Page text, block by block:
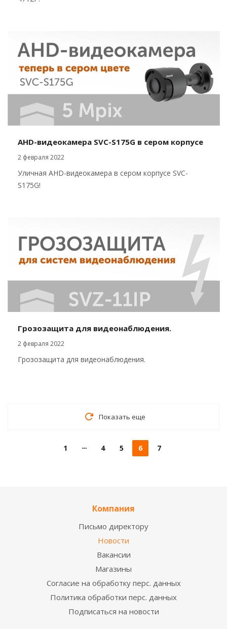
AHD-видеокамера SVC-S175G в сером корпусе
2 февраля 2022
Уличная AHD-видеокамера в сером корпусе SVC-
S175G!
Грозозащита для видеонаблюдения.
2 февраля 2022
Грозозащита для видеонаблюдения.
Показать еще
1 4 5 6 7
Компания
Письмо директору
Новости
Вакансии
Магазины
Согласие на обработку перс. данных
Политика обработки перс. данных
Подписаться на новости